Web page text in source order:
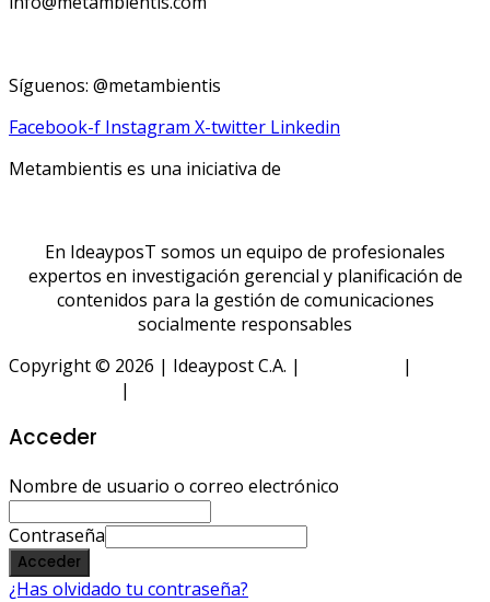
Síguenos: @metambientis
Facebook-f Instagram X-twitter Linkedin
Metambientis es una iniciativa de
En IdeayposT somos un equipo de profesionales
expertos en investigación gerencial y planificación de
contenidos para la gestión de comunicaciones
socialmente responsables
Copyright © 2026 | Ideaypost C.A. |
|
|
Acceder
Nombre de usuario o correo electrónico
Contraseña
Acceder
¿Has olvidado tu contraseña?